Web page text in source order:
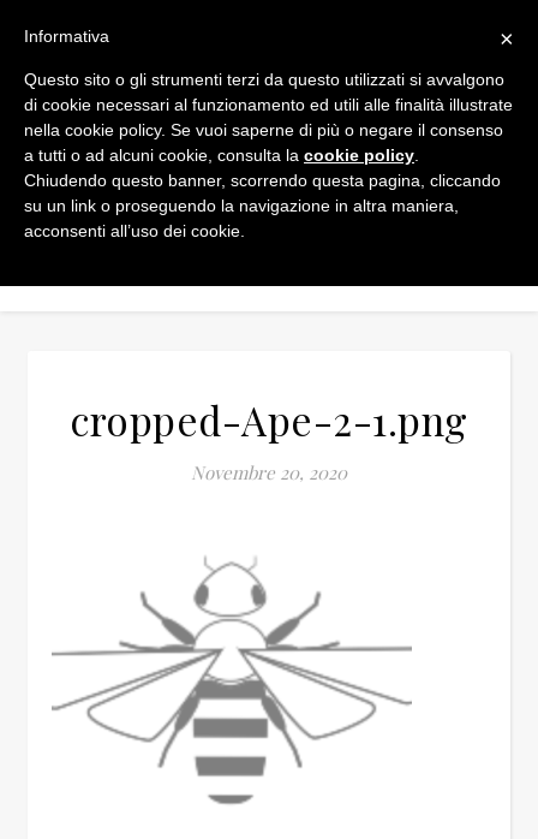
cropped-Ape-2-1.png
Novembre 20, 2020
×
Informativa
Questo sito o gli strumenti terzi da questo utilizzati si avvalgono
di cookie necessari al funzionamento ed utili alle finalità illustrate
nella cookie policy. Se vuoi saperne di più o negare il consenso
a tutti o ad alcuni cookie, consulta la cookie policy
Chiudendo questo banner, scorrendo questa pagina, cliccando
su un link o proseguendo la navigazione in altra maniera,
acconsenti all’uso dei cookie.